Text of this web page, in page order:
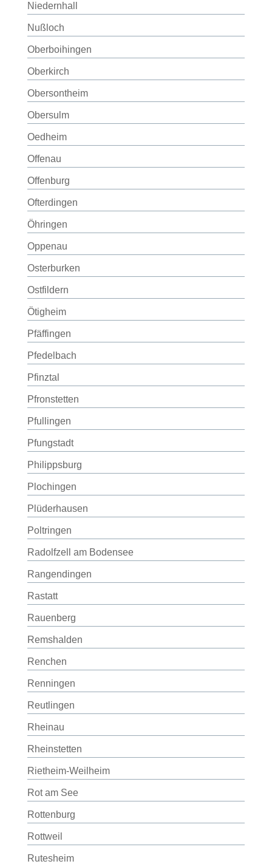
Niedernhall
Nußloch
Oberboihingen
Oberkirch
Obersontheim
Obersulm
Oedheim
Offenau
Offenburg
Ofterdingen
Öhringen
Oppenau
Osterburken
Ostfildern
Ötigheim
Pfäffingen
Pfedelbach
Pfinztal
Pfronstetten
Pfullingen
Pfungstadt
Philippsburg
Plochingen
Plüderhausen
Poltringen
Radolfzell am Bodensee
Rangendingen
Rastatt
Rauenberg
Remshalden
Renchen
Renningen
Reutlingen
Rheinau
Rheinstetten
Rietheim-Weilheim
Rot am See
Rottenburg
Rottweil
Rutesheim